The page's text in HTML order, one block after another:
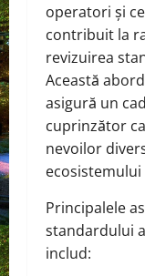
operatori și
contribuit la
revizuirea
Această
asigură un
cuprinzător
nevoilor
Principalele
standardului
includ: